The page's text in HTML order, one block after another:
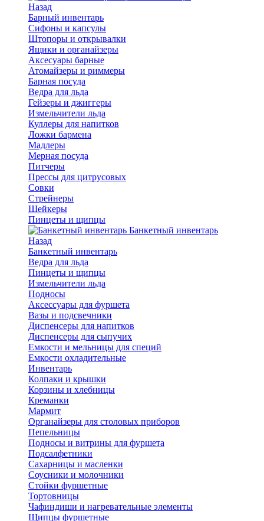
Назад
Барный инвентарь
Сифоны и капсулы
Штопоры и открывалки
Ящики и органайзеры
Аксесуары барные
Атомайзеры и риммеры
Барная посуда
Ведра для льда
Гейзеры и джиггеры
Измельчители льда
Куллеры для напитков
Ложки бармена
Мадлеры
Мерная посуда
Питчеры
Прессы для цитрусовых
Совки
Стрейнеры
Шейкеры
Пинцеты и щипцы
Банкетный инвентарь
Назад
Банкетный инвентарь
Ведра для льда
Пинцеты и щипцы
Измельчители льда
Подносы
Аксессуары для фуршета
Вазы и подсвечники
Диспенсеры для напитков
Диспенсеры для сыпучих
Емкости и мельницы для специй
Емкости охладительные
Инвентарь
Колпаки и крышки
Корзины и хлебницы
Креманки
Мармит
Органайзеры для столовых приборов
Пепельницы
Подносы и витрины для фуршета
Подсалфетники
Сахарницы и масленки
Соусники и молочники
Стойки фуршетные
Тортовницы
Чафиндиши и нагревательные элементы
Щипцы фуршетные